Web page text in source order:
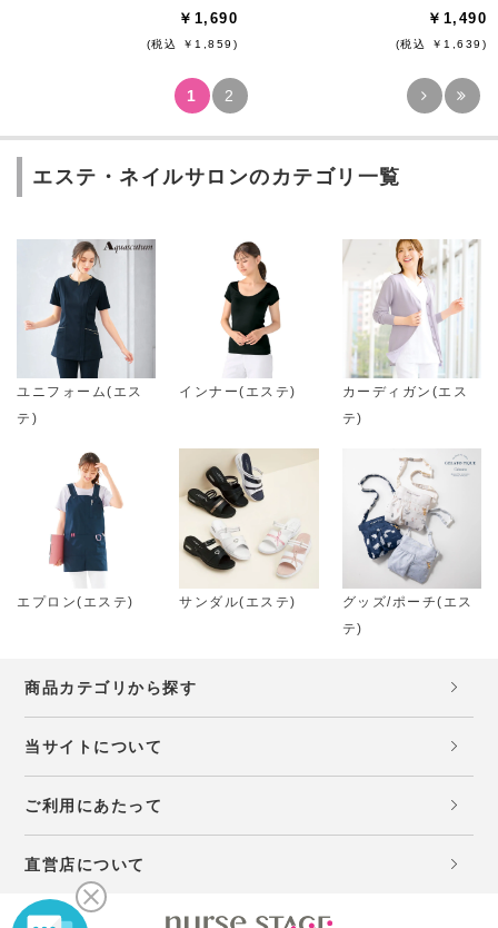
￥1,690
(税込 ￥1,859)
￥1,490
(税込 ￥1,639)
1 2
エステ・ネイルサロンのカテゴリ一覧
ユニフォーム(エス
テ)
インナー(エステ)
カーディガン(エス
テ)
エプロン(エステ) サンダル(エステ)
グッズ/ポーチ(エス
テ)
商品カテゴリから探す
当サイトについて
ご利用にあたって
直営店について